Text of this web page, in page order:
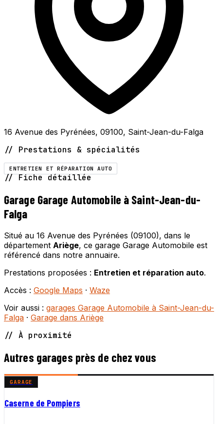
16 Avenue des Pyrénées, 09100, Saint-Jean-du-Falga
// Prestations & spécialités
ENTRETIEN ET RÉPARATION AUTO
// Fiche détaillée
Garage Garage Automobile à Saint-Jean-du-
Falga
Situé au 16 Avenue des Pyrénées (09100), dans le
département Ariège, ce garage Garage Automobile est
référencé dans notre annuaire.
Prestations proposées : Entretien et réparation auto.
Accès : Google Maps · Waze
Voir aussi : garages Garage Automobile à Saint-Jean-du-
Falga · Garage dans Ariège
// À proximité
Autres garages près de chez vous
GARAGE
Caserne de Pompiers